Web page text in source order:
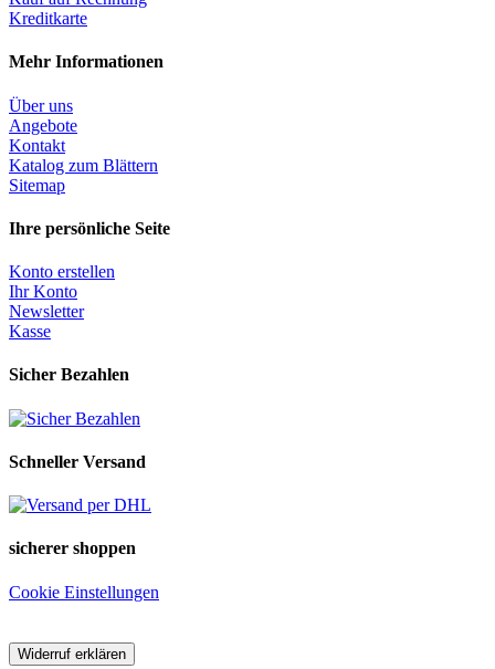
Kreditkarte
Mehr Informationen
Über uns
Angebote
Kontakt
Katalog zum Blättern
Sitemap
Ihre persönliche Seite
Konto erstellen
Ihr Konto
Newsletter
Kasse
Sicher Bezahlen
Schneller Versand
sicherer shoppen
Cookie Einstellungen
Widerruf erklären